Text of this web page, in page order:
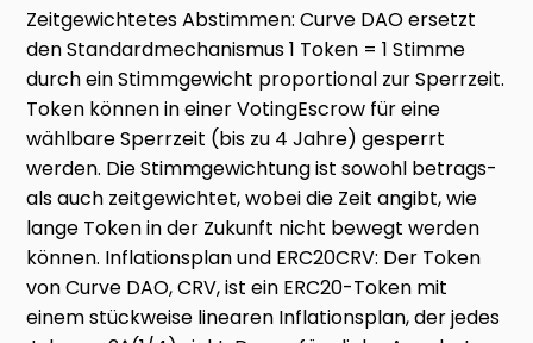
Zeitgewichtetes Abstimmen: Curve DAO ersetzt
den Standardmechanismus 1 Token = 1 Stimme
durch ein Stimmgewicht proportional zur Sperrzeit.
Token können in einer VotingEscrow für eine
wählbare Sperrzeit (bis zu 4 Jahre) gesperrt
werden. Die Stimmgewichtung ist sowohl betrags-
als auch zeitgewichtet, wobei die Zeit angibt, wie
lange Token in der Zukunft nicht bewegt werden
können. Inflationsplan und ERC20CRV: Der Token
von Curve DAO, CRV, ist ein ERC20-Token mit
einem stückweise linearen Inflationsplan, der jedes